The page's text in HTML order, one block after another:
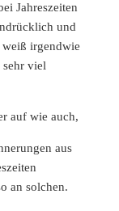
Jahreszeiten
und
irgendwie
sehr viel
auf wie auch,
aus
an solchen.